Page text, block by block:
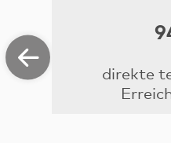
direkte